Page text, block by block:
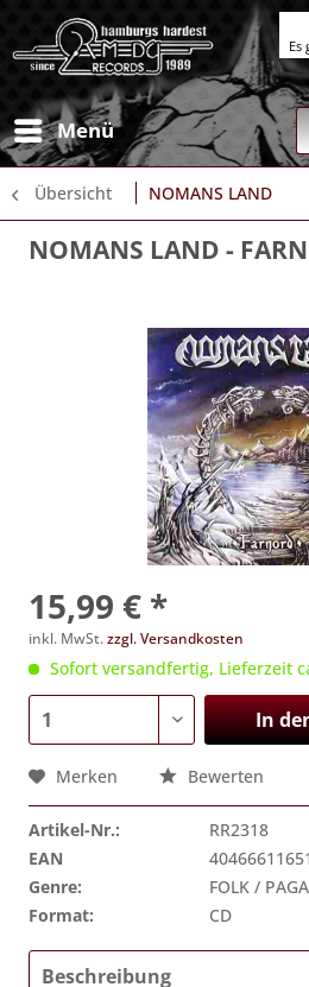
Menü
Übersicht NOMANS LAND
NOMANS LAND -
15,99 € *
inkl. MwSt.zzgl. Versandkosten
Sofort versandfertig, Lieferzeit
In
Merken Bewerten
Artikel-Nr.:
RR2318
EAN
Genre:
FOLK /
Format:
CD
Beschreibung
Es